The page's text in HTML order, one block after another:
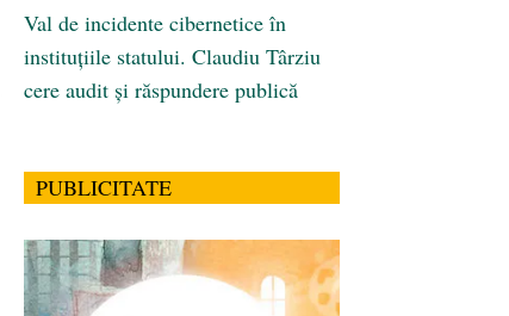
Val de incidente cibernetice în
instituțiile statului. Claudiu Târziu
cere audit și răspundere publică
PUBLICITATE